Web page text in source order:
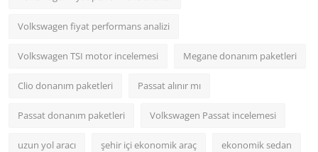
Volkswagen fiyat performans analizi
Volkswagen TSI motor incelemesi Megane donanım paketleri
Clio donanım paketleri Passat alınır mı
Passat donanım paketleri Volkswagen Passat incelemesi
uzun yol aracı şehir içi ekonomik araç ekonomik sedan